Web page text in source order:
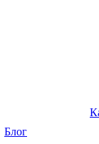
Блог